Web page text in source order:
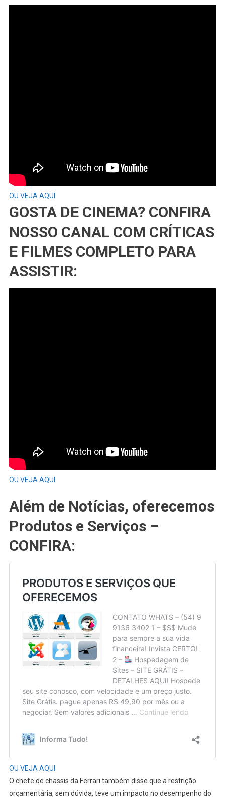
OU VEJA AQUI
GOSTA DE CINEMA? CONFIRA
NOSSO CANAL COM CRÍTICAS
E FILMES COMPLETO PARA
ASSISTIR:
OU VEJA AQUI
Além de Notícias, oferecemos
Produtos e Serviços –
CONFIRA:
OU VEJA AQUI
O chefe de chassis da Ferrari também disse que a restrição
orçamentária, sem dúvida, teve um impacto no desempenho do